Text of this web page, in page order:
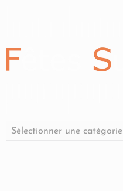
Sélectionner une catégorie